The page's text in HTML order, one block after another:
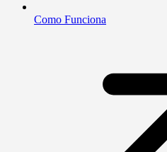
Como Funciona